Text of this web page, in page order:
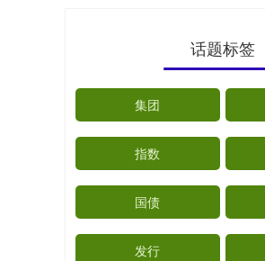
话题标签
集团
指数
国债
发行